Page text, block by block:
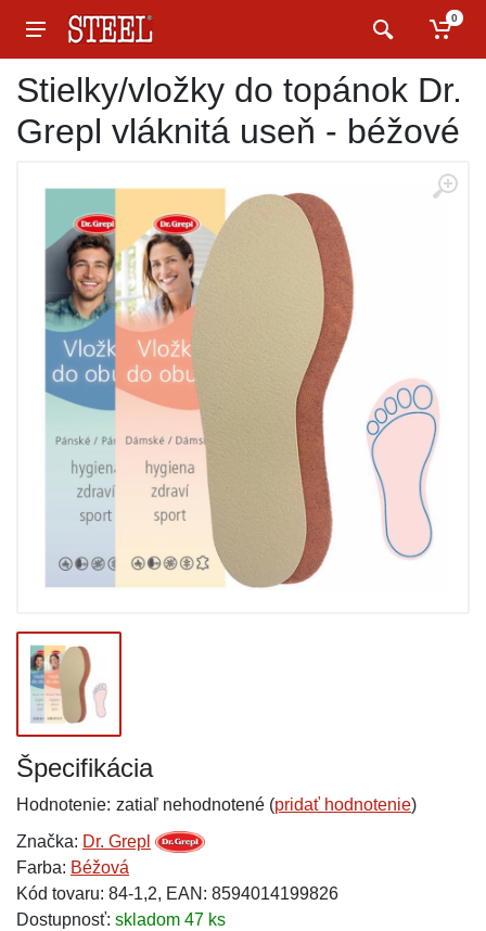
0
Stielky/vložky do topánok Dr.
Grepl vláknitá useň - béžové
Špecifikácia
Hodnotenie: zatiaľ nehodnotené (pridať hodnotenie)
Značka: Dr. Grepl
Farba: Béžová
Kód tovaru: 84-1,2, EAN: 8594014199826
Dostupnosť: skladom 47 ks